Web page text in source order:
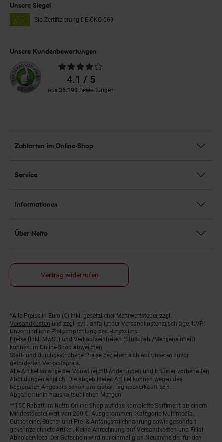
Unsere Siegel
Bio Zertifizierung DE-ÖKO-060
Unsere Kundenbewertungen
Durchschnittliche
Bewertungen4.1 / 5
aus 36.198 Bewertungen
Zahlarten im Online-Shop
Service
Informationen
Über Netto
Vertrag widerrufen
Fußnoten
*Alle Preise in Euro (€) inkl. gesetzlicher Mehrwertsteuer, zzgl.
Versandkosten und zzgl. evtl. anfallender Versandkostenzuschläge. UVP:
Unverbindliche Preisempfehlung des Herstellers.
Preise (inkl. MwSt.) und Verkaufseinheiten (Stückzahl/Mengeneinheit)
können im Online-Shop abweichen.
Statt- und durchgestrichene Preise beziehen sich auf unseren zuvor
geforderten Verkaufspreis.
Alle Artikel solange der Vorrat reicht! Änderungen und Irrtümer vorbehalten.
Abbildungen ähnlich. Die abgebildeten Artikel können wegen des
begrenzten Angebots schon am ersten Tag ausverkauft sein.
Abgabe nur in haushaltsüblichen Mengen!
**15€ Rabatt im Netto Online-Shop auf das komplette Sortiment ab einem
Mindestbestellwert von 200 €. Ausgenommen: Kategorie Multimedia,
Gutscheine, Bücher und Pre- & Anfangsmilchnahrung sowie gesondert
gekennzeichnete Artikel. Keine Anrechnung auf Versandkosten und Filial-
Abholservices. Der Gutschein wird nur einmalig an Neuanmelder für den